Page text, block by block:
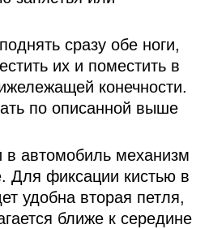
сразу обе ноги,
их и поместить в
конечности.
по описанной выше
в автомобиль механизм
Для фиксации кистью в
удобна вторая петля,
ближе к середине